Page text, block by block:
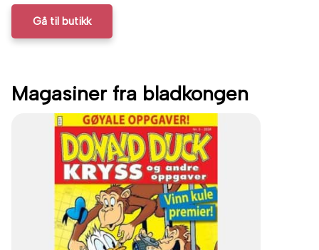
Gå til butikk
Magasiner fra bladkongen